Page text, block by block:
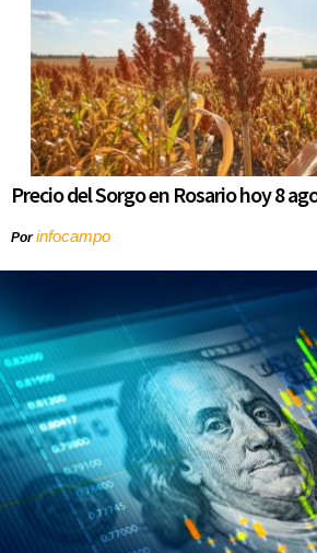
Precio del Sorgo en Rosario hoy 8
Porinfocampo